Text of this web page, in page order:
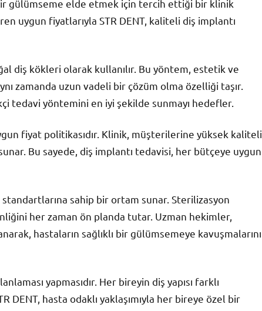
gülümseme elde etmek için tercih ettiği bir klinik
uygun fiyatlarıyla STR DENT, kaliteli diş implantı
diş kökleri olarak kullanılır. Bu yöntem, estetik ve
zamanda uzun vadeli bir çözüm olma özelliği taşır.
tedavi yöntemini en iyi şekilde sunmayı hedefler.
fiyat politikasıdır. Klinik, müşterilerine yüksek kaliteli
Bu sayede, diş implantı tedavisi, her bütçeye uygun
standartlarına sahip bir ortam sunar. Sterilizasyon
her zaman ön planda tutar. Uzman hekimler,
hastaların sağlıklı bir gülümsemeye kavuşmalarını
yapmasıdır. Her bireyin diş yapısı farklı
DENT, hasta odaklı yaklaşımıyla her bireye özel bir